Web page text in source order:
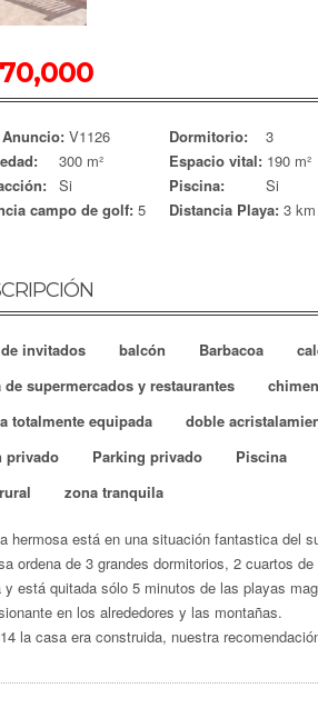
V1126 Dormitorio:
3
300 m² Espacio vital: 190 m²
Si Piscina:
Si
campo de golf: 5 Distancia Playa: 3 km
invitados balcón Barbacoa
de supermercados y restaurantes
totalmente equipada
doble
privado
Parking privado
Piscina
zona tranquila
hermosa está en una situación fantastica del
ordena de 3 grandes dormitorios, 2 cuartos
y está quitada sólo 5 minutos de las playas
en los alrededores y las montañas.
la casa era construida, nuestra